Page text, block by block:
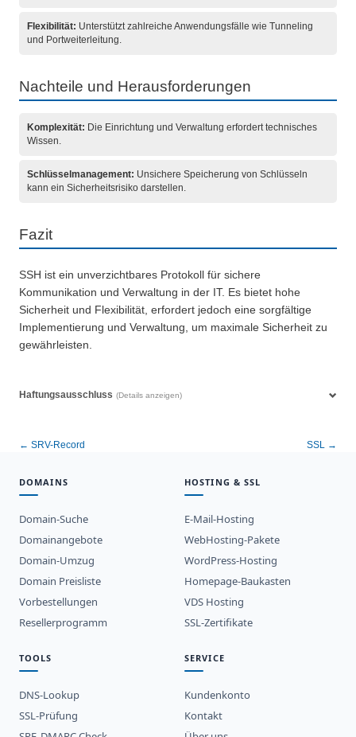
Flexibilität: Unterstützt zahlreiche Anwendungsfälle wie Tunneling
und Portweiterleitung.
Nachteile und Herausforderungen
Komplexität: Die Einrichtung und Verwaltung erfordert technisches
Wissen.
Schlüsselmanagement: Unsichere Speicherung von Schlüsseln
kann ein Sicherheitsrisiko darstellen.
Fazit
SSH ist ein unverzichtbares Protokoll für sichere
Kommunikation und Verwaltung in der IT. Es bietet hohe
Sicherheit und Flexibilität, erfordert jedoch eine sorgfältige
Implementierung und Verwaltung, um maximale Sicherheit zu
gewährleisten.
Haftungsausschluss (Details anzeigen)
← SRV-Record SSL →
DOMAINS
Domain-Suche
Domainangebote
Domain-Umzug
Domain Preisliste
Vorbestellungen
Resellerprogramm
HOSTING & SSL
E-Mail-Hosting
WebHosting-Pakete
WordPress-Hosting
Homepage-Baukasten
VDS Hosting
SSL-Zertifikate
TOOLS
DNS-Lookup
SSL-Prüfung
SERVICE
Kundenkonto
Kontakt